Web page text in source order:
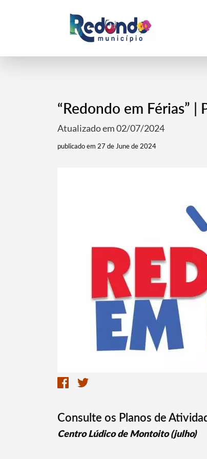
“Redondo em Férias”
Atualizado em 02/07/2024
publicado em 27 de June de 2024
Consulte os Planos de
Centro Lúdico de Montoito (julho)